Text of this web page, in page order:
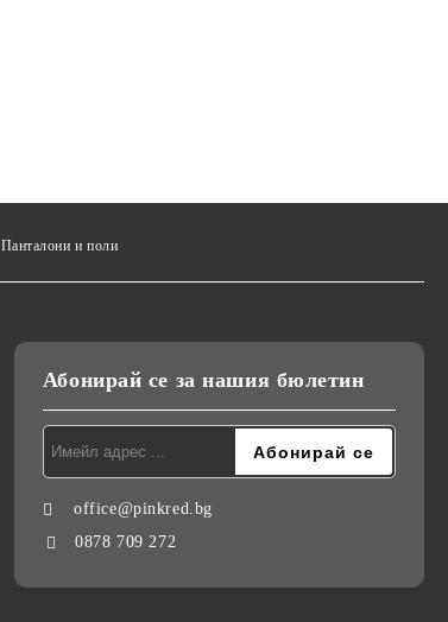
Панталони и поли
Абонирай се за нашия бюлетин
office@pinkred.bg
0878 709 272